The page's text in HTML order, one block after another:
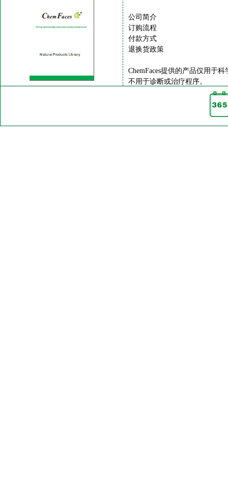
公司简介
订购流程
付款方式
退换货政策
ChemFaces提供的产品仅用于
不用于诊断或治疗程序。